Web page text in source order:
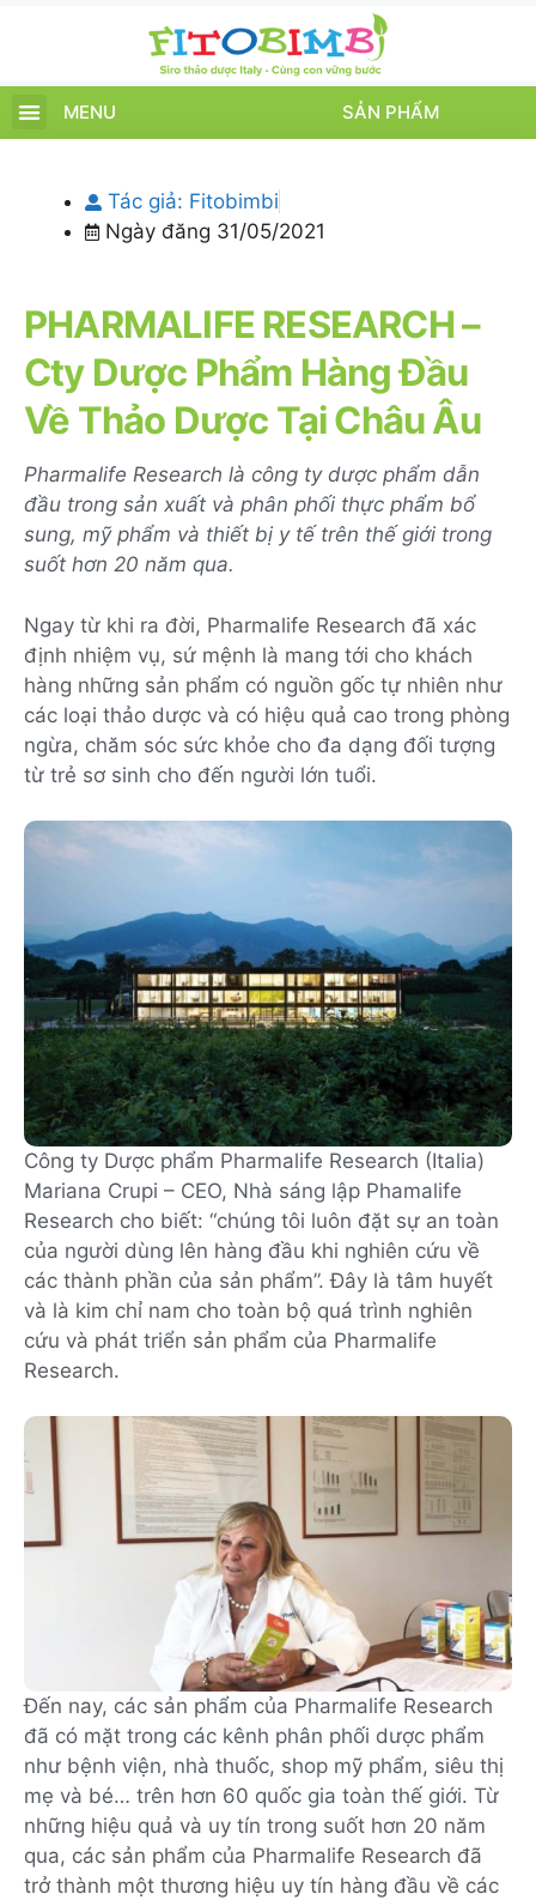
MENU SẢN PHẨM
Tác giả: Fitobimbi
Ngày đăng 31/05/2021
PHARMALIFE RESEARCH –
Cty Dược Phẩm Hàng Đầu
Về Thảo Dược Tại Châu Âu
Pharmalife Research là công ty dược phẩm dẫn
đầu trong sản xuất và phân phối thực phẩm bổ
sung, mỹ phẩm và thiết bị y tế trên thế giới trong
suốt hơn 20 năm qua.
Ngay từ khi ra đời, Pharmalife Research đã xác
định nhiệm vụ, sứ mệnh là mang tới cho khách
hàng những sản phẩm có nguồn gốc tự nhiên như
các loại thảo dược và có hiệu quả cao trong phòng
ngừa, chăm sóc sức khỏe cho đa dạng đối tượng
từ trẻ sơ sinh cho đến người lớn tuổi.
Công ty Dược phẩm Pharmalife Research (Italia)
Mariana Crupi – CEO, Nhà sáng lập Phamalife
Research cho biết: “chúng tôi luôn đặt sự an toàn
của người dùng lên hàng đầu khi nghiên cứu về
các thành phần của sản phẩm”. Đây là tâm huyết
và là kim chỉ nam cho toàn bộ quá trình nghiên
cứu và phát triển sản phẩm của Pharmalife
Research.
Đến nay, các sản phẩm của Pharmalife Research
đã có mặt trong các kênh phân phối dược phẩm
như bệnh viện, nhà thuốc, shop mỹ phẩm, siêu thị
mẹ và bé… trên hơn 60 quốc gia toàn thế giới. Từ
những hiệu quả và uy tín trong suốt hơn 20 năm
qua, các sản phẩm của Pharmalife Research đã
trở thành một thương hiệu uy tín hàng đầu về các